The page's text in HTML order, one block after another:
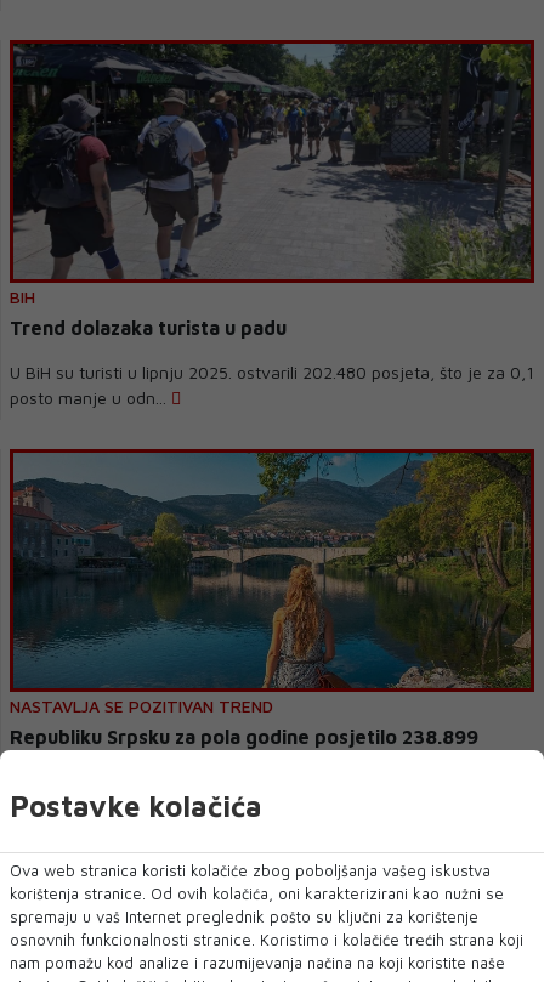
BIH
Trend dolazaka turista u padu
U BiH su turisti u lipnju 2025. ostvarili 202.480 posjeta, što je za 0,1
posto manje u odn...
NASTAVLJA SE POZITIVAN TREND
Republiku Srpsku za pola godine posjetilo 238.899
Republiku Srpsku je tijekom prvih šest mjeseci ove godine posjetilo
Postavke kolačića
Ova web stranica koristi kolačiće zbog poboljšanja vašeg iskustva
korištenja stranice. Od ovih kolačića, oni karakterizirani kao nužni se
spremaju u vaš Internet preglednik pošto su ključni za korištenje
osnovnih funkcionalnosti stranice. Koristimo i kolačiće trećih strana koji
nam pomažu kod analize i razumijevanja načina na koji koristite naše